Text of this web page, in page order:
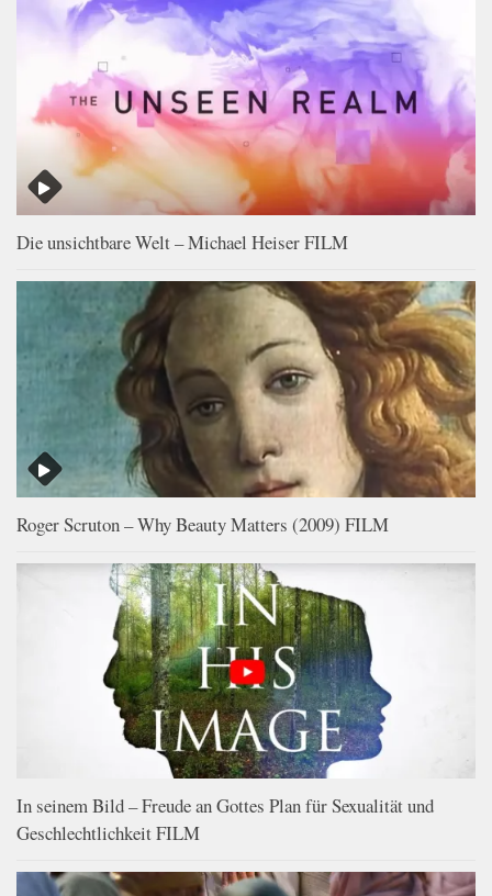
Die unsichtbare Welt – Michael Heiser FILM
Roger Scruton – Why Beauty Matters (2009) FILM
In seinem Bild – Freude an Gottes Plan für Sexualität und
Geschlechtlichkeit FILM